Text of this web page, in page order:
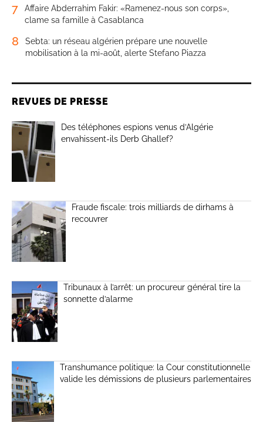
7
Affaire Abderrahim Fakir: «Ramenez-nous son corps»,
clame sa famille à Casablanca
8
Sebta: un réseau algérien prépare une nouvelle
mobilisation à la mi-août, alerte Stefano Piazza
REVUES DE PRESSE
Des téléphones espions venus d’Algérie
envahissent-ils Derb Ghallef?
Fraude fiscale: trois milliards de dirhams à
recouvrer
Tribunaux à l’arrêt: un procureur général tire la
sonnette d’alarme
Transhumance politique: la Cour constitutionnelle
valide les démissions de plusieurs parlementaires